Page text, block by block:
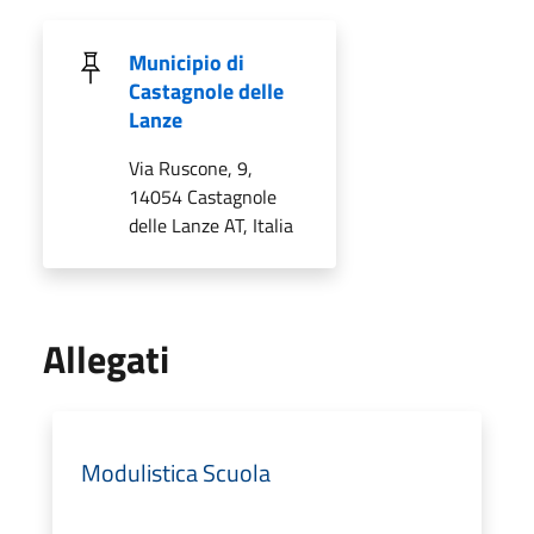
Municipio di
Castagnole delle
Lanze
Via Ruscone, 9,
14054 Castagnole
delle Lanze AT, Italia
Allegati
Modulistica Scuola